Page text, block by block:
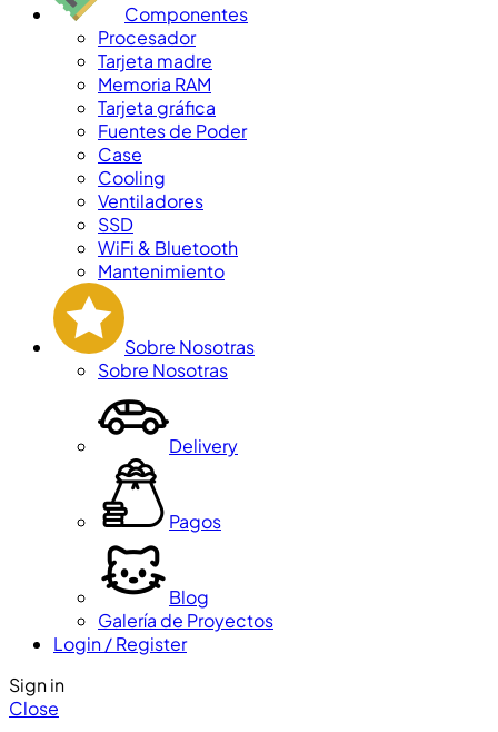
Componentes
Procesador
Tarjeta madre
Memoria RAM
Tarjeta gráfica
Fuentes de Poder
Case
Cooling
Ventiladores
SSD
WiFi & Bluetooth
Mantenimiento
Sobre Nosotras
Sobre Nosotras
Delivery
Pagos
Blog
Galería de Proyectos
Login / Register
Sign in
Close